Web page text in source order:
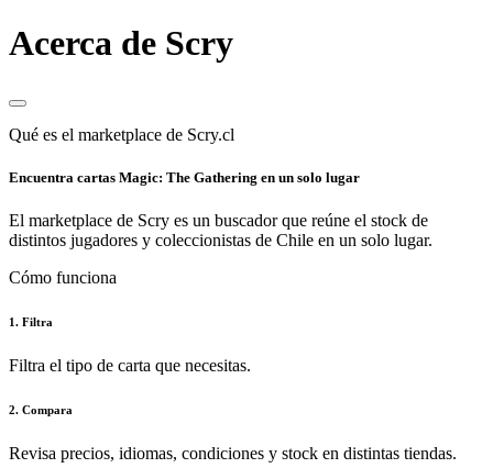
Acerca de Scry
Qué es el marketplace de Scry.cl
Encuentra cartas Magic: The Gathering en un solo lugar
El marketplace de Scry es un buscador que reúne el stock de
distintos jugadores y coleccionistas de Chile en un solo lugar.
Cómo funciona
1. Filtra
Filtra el tipo de carta que necesitas.
2. Compara
Revisa precios, idiomas, condiciones y stock en distintas tiendas.